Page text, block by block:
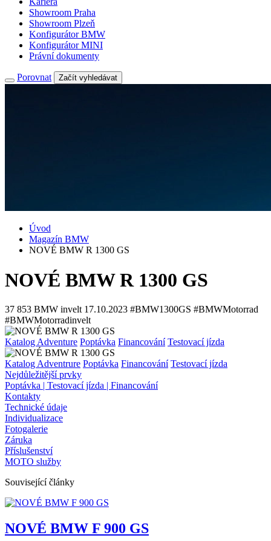
Showroom Praha
Showroom Plzeň
Konfigurátor BMW
Konfigurátor MINI
Právní dokumenty
Porovnat Začít vyhledávat
Úvod
Magazín BMW
NOVÉ BMW R 1300 GS
NOVÉ BMW R 1300 GS
37 853 BMW invelt 17.10.2023 #BMW1300GS #BMWMotorrad
#BMWMotorradinvelt
Katalog Adventure Poptávka Financování Testovací jízda
Katalog Adventrure Poptávka Financování Testovací jízda
Nejdůležitější prvky
Poptávka | Testovací jízda | Financování
Kontakty
Technické údaje
Individualizace
Fotogalerie
Záruka
Příslušenství
MOTO služby
Související články
NOVÉ BMW F 900 GS